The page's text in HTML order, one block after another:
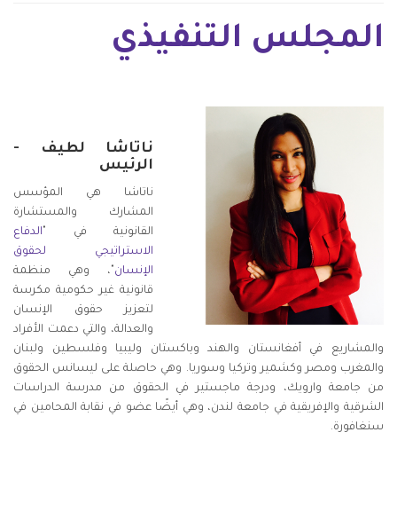
المجلس التنفيذي
ناتاشا لطيف -
الرئيس
ناتاشا هي المؤسس
المشارك والمستشارة
القانونية في "الدفاع
الاستراتيجي لحقوق
الإنسان"، وهي منظمة
قانونية غير حكومية مكرسة
لتعزيز حقوق الإنسان
والعدالة، والتي دعمت الأفراد
والمشاريع في أفغانستان والهند وباكستان وليبيا وفلسطين ولبنان
والمغرب ومصر وكشمير وتركيا وسوريا. وهي حاصلة على ليسانس الحقوق
من جامعة وارويك، ودرجة ماجستير في الحقوق من مدرسة الدراسات
الشرقية والإفريقية في جامعة لندن، وهي أيضًا عضو في نقابة المحامين في
سنغافورة.